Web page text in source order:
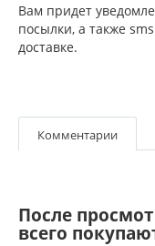
Вам придет
посылки, а также
доставке.
Комментарии
После
всего